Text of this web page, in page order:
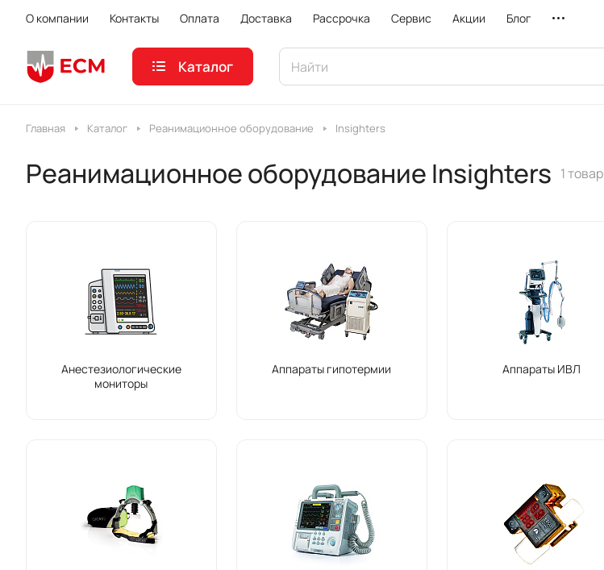
О компании Контакты Оплата Доставка Рассрочка Сервис Акции Блог
Каталог
Главная Каталог Реанимационное оборудование Insighters
Реанимационное оборудование Insighters 1 товар
Анестезиологические
мониторы
Аппараты гипотермии Аппараты ИВЛ